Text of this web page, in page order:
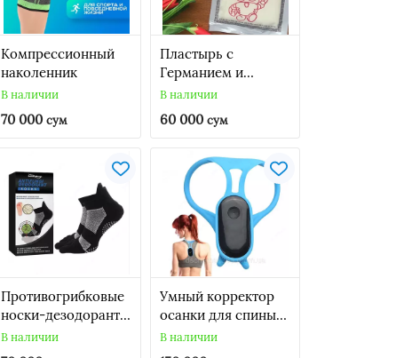
Компрессионный
наколенник
В наличии
70 000сум
Пластырь с
Германием и
Хитозаном
В наличии
60 000 сум
Противогрибковые
носки-дезодоранты
с технологией
микрокапсул -
В наличии
Умный корректор
осанки для спины с
вибрацией, корсет
от сутулости с
В наличии